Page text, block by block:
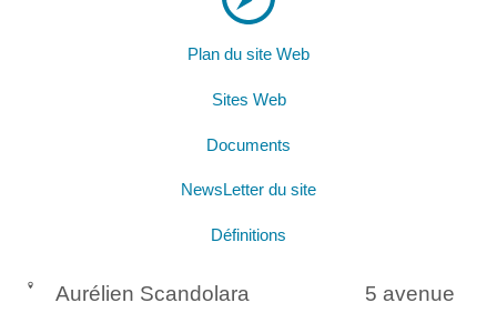
Plan du site Web
Sites Web
Documents
NewsLetter du site
Définitions
Aurélien Scandolara
5 avenue